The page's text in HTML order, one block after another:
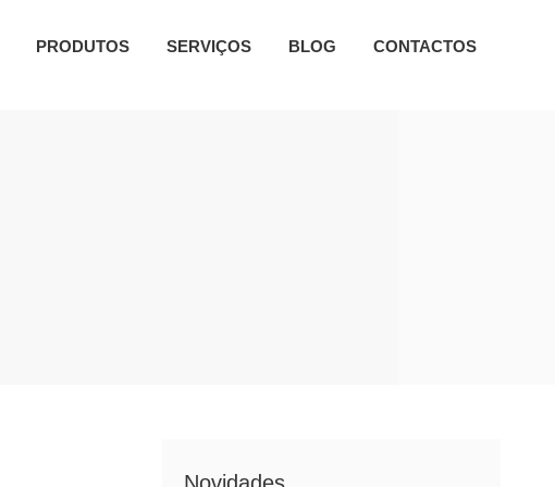
PRODUTOS SERVIÇOS BLOG CONTACTOS